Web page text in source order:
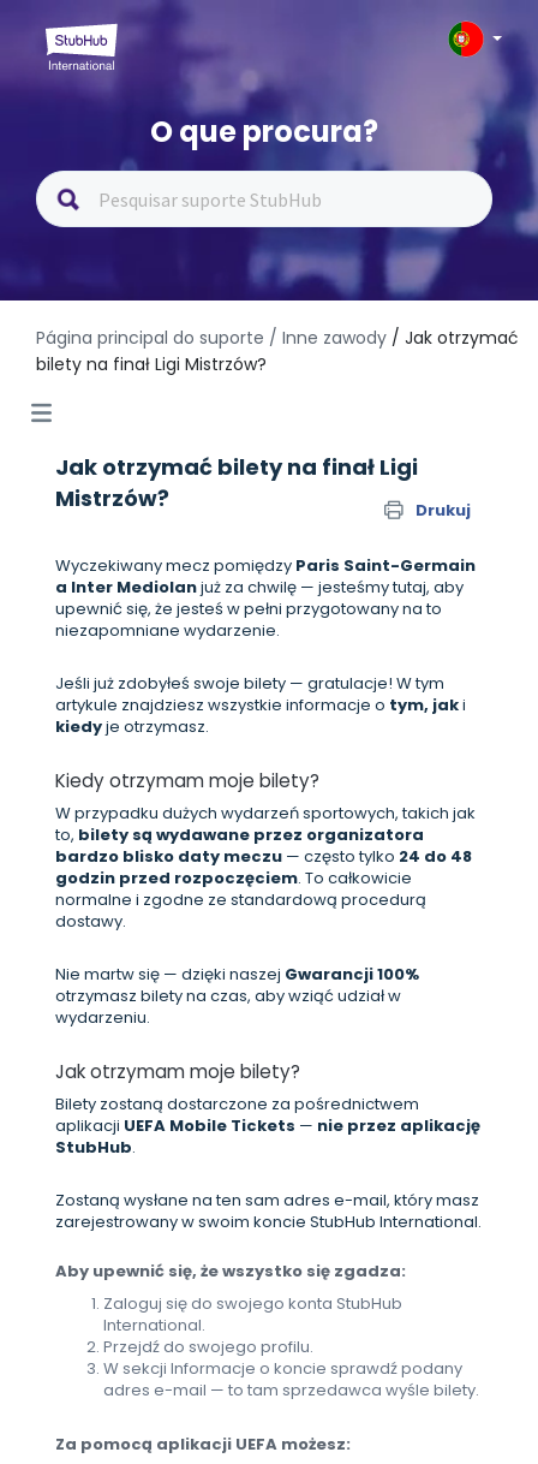
O que procura?
Página principal do suporte / Inne zawody / Jak otrzymać
bilety na finał Ligi Mistrzów?
Jak otrzymać bilety na finał Ligi
Mistrzów?
Drukuj
Wyczekiwany mecz pomiędzy Paris Saint-Germain
a Inter Mediolanjuż za chwilę — jesteśmy tutaj, aby
upewnić się, że jesteś w pełni przygotowany na to
niezapomniane wydarzenie.
Jeśli już zdobyłeś swoje bilety — gratulacje! W tym
artykule znajdziesz wszystkie informacje o tym, jaki
kiedyje otrzymasz.
Kiedy otrzymam moje bilety?
W przypadku dużych wydarzeń sportowych, takich jak
to, bilety są wydawane przez organizatora
bardzo blisko daty meczu — często tylko 24 do 48
godzin przed rozpoczęciem. To całkowicie
normalne i zgodne ze standardową procedurą
dostawy.
Nie martw się — dzięki naszej Gwarancji 100%
otrzymasz bilety na czas, aby wziąć udział w
wydarzeniu.
Jak otrzymam moje bilety?
Bilety zostaną dostarczone za pośrednictwem
aplikacji UEFA Mobile Tickets — nie przez aplikację
StubHub.
Zostaną wysłane na ten sam adres e-mail, który masz
zarejestrowany w swoim koncie StubHub International.
Aby upewnić się, że wszystko się zgadza:
Zaloguj się do swojego konta StubHub
International.
Przejdź do swojego profilu.
W sekcji Informacje o koncie sprawdź podany
adres e-mail — to tam sprzedawca wyśle bilety.
Za pomocą aplikacji UEFA możesz: